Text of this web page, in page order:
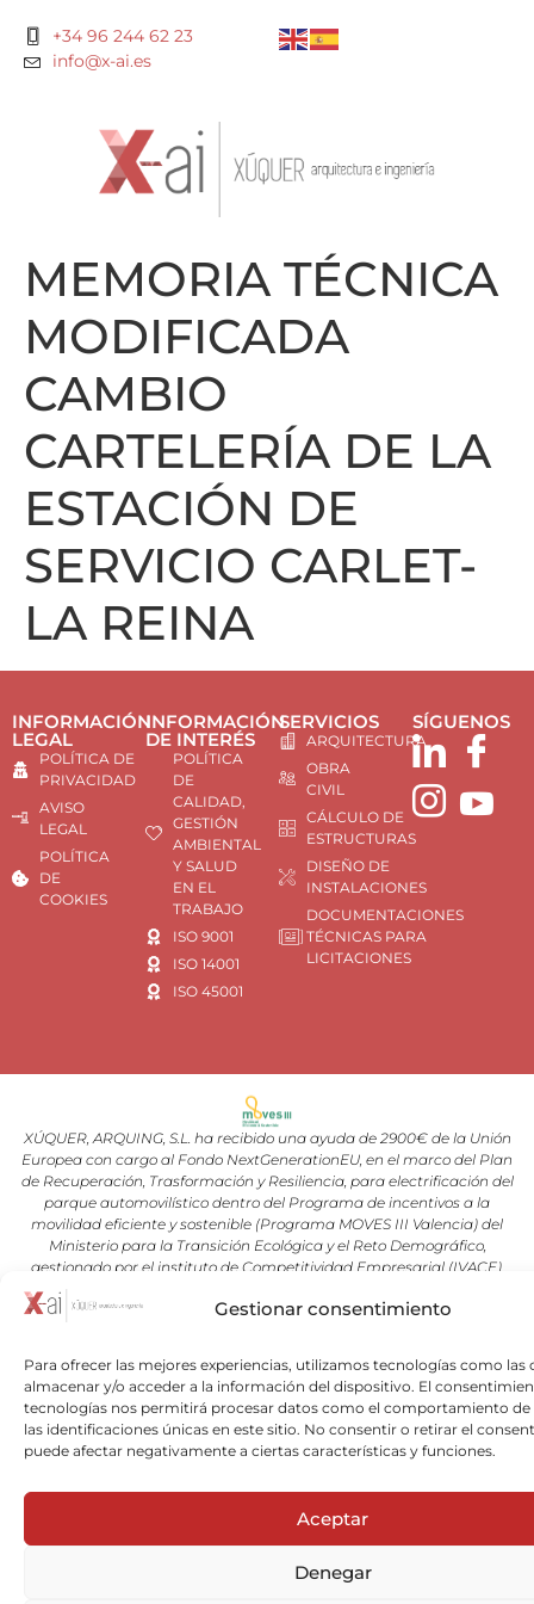
Gestionar consentimiento
Para ofrecer las mejores experiencias, utilizamos tecnologías como las
almacenar y/o acceder a la información del dispositivo. El
tecnologías nos permitirá procesar datos como el comportamiento de
las identificaciones únicas en este sitio. No consentir o retirar el
puede afectar negativamente a ciertas características y funciones.
Aceptar
Denegar
+34 96 244 62 23
info@x-ai.es
MEMORIA TÉCNICA
MODIFICADA
CAMBIO
CARTELERÍA DE LA
ESTACIÓN DE
SERVICIO CARLET-
LA REINA
INFORMACIÓN
LEGAL
POLÍTICA DE
PRIVACIDAD
AVISO
LEGAL
POLÍTICA
DE
COOKIES
INFORMACIÓN
DE INTERÉS
POLÍTICA
DE
CALIDAD,
GESTIÓN
AMBIENTAL
Y SALUD
EN EL
TRABAJO
ISO 9001
ISO 14001
ISO 45001
SERVICIOS
ARQUITECTURA
OBRA
CIVIL
CÁLCULO DE
ESTRUCTURAS
DISEÑO DE
INSTALACIONES
DOCUMENTACIONES
TÉCNICAS PARA
LICITACIONES
SÍGUENOS
XÚQUER, ARQUING, S.L. ha recibido una ayuda de 2900€ de la Unión
Europea con cargo al Fondo NextGenerationEU, en el marco del Plan
de Recuperación, Trasformación y Resiliencia, para electrificación del
parque automovilístico dentro del Programa de incentivos a la
movilidad eficiente y sostenible (Programa MOVES III Valencia) del
Ministerio para la Transición Ecológica y el Reto Demográfico,
gestionado por el instituto de Competitividad Empresarial (IVACE).